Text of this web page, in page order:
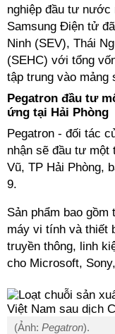
nghiệp đầu tư nước
Samsung Điện tử
Ninh (SEV), Thái
(SEHC) với tổng
tập trung vào mảng
Pegatron đầu tư
ứng tại Hải Phòng
Pegatron - đối tác
nhận sẽ đầu tư
Vũ, TP Hải Phòng,
9.
Sản phẩm bao
máy vi tính và thiết
truyền thông, linh
cho Microsoft,
(Ảnh: Pegatron).